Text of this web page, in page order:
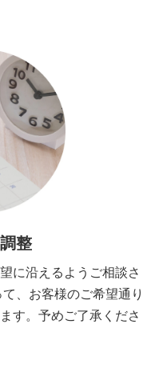
整
に沿えるようご相談さ
、お客様のご希望通り
す。予めご了承くださ